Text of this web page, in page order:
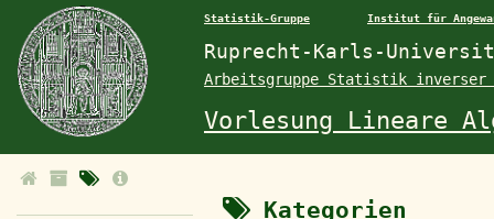
Statistik-Gruppe Institut für
Ruprecht-Karls-
Arbeitsgruppe Statistik inverser
Vorlesung Lineare
Kategorien